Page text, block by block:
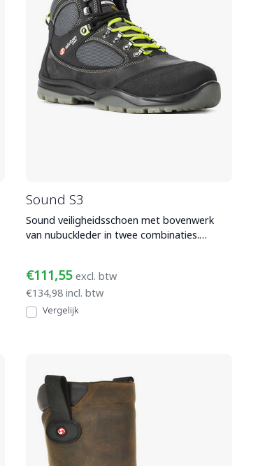
Sound S3
Sound veiligheidsschoen met bovenwerk
van nubuckleder in twee combinaties.
€111,55 excl. btw
€134,98 incl. btw
Vergelijk